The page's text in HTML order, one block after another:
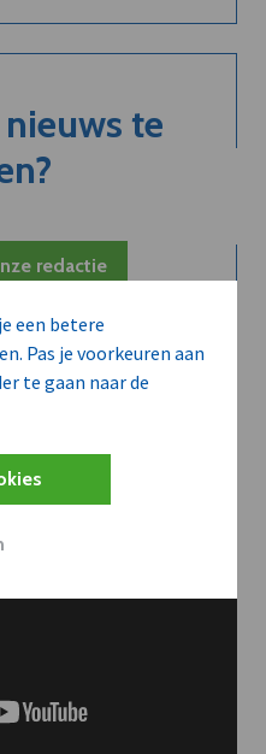
een betere
Pas je voorkeuren aan
te gaan naar de
te
redactie